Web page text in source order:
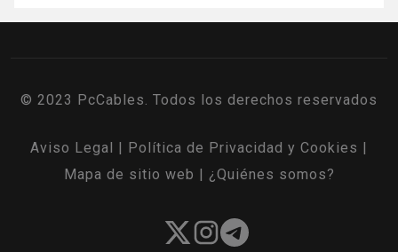
© 2023 PcCables. Todos los derechos reservados
Aviso Legal | Política de Privacidad y Cookies |
Mapa de sitio web | ¿Quiénes somos?